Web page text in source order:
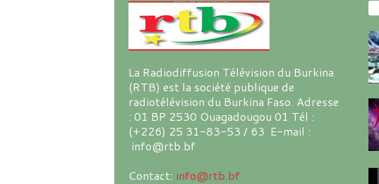
La Radiodiffusion Télévision du Burkina
(RTB) est la société publique de
radiotélévision du Burkina Faso. Adresse
: 01 BP 2530 Ouagadougou 01 Tél :
(+226) 25 31-83-53 / 63 E-mail :
info@rtb.bf
Contact: info@rtb.bf